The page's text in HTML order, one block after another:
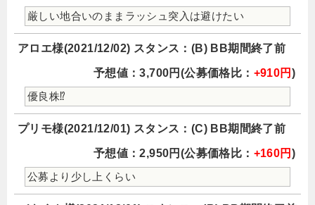
厳しい地合いのままラッシュ突入は避けたい
アロエ様(2021/12/02) スタンス：(B) BB期間終了前
予想値：3,700円(公募価格比： +910円 )
優良株⁉️
プリモ様(2021/12/01) スタンス：(C) BB期間終了前
予想値：2,950円(公募価格比： +160円 )
公募より少し上くらい